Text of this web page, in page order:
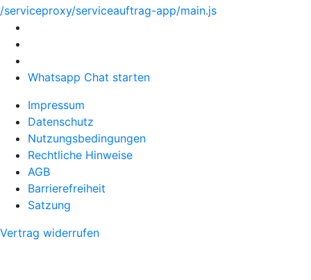
/serviceproxy/serviceauftrag-app/main.js
Whatsapp Chat starten
Impressum
Datenschutz
Nutzungsbedingungen
Rechtliche Hinweise
AGB
Barrierefreiheit
Satzung
Vertrag widerrufen